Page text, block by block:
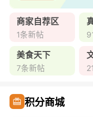
商家自荐区
1条新帖
美食天下
7条新帖
积分商城